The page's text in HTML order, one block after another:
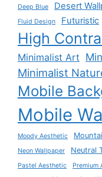
Deep Blue Desert
Fluid Design
Futuristic
High
Minimalist Art
Minimalist
Mobile
Mobile
Moody Aesthetic
Neon Wallpaper Neutral
Pastel Aesthetic Premium